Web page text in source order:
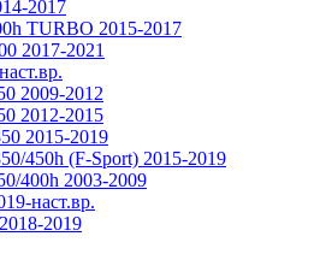
2017
TURBO 2015-2017
2017-2021
2009-2012
2012-2015
2015-2019
450h (F-Sport) 2015-2019
400h 2003-2009
наст.вр.
2019